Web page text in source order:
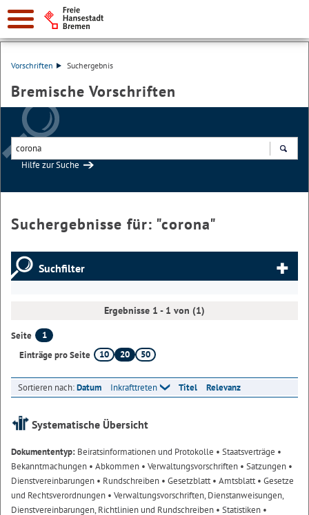
Vorschriften Suchergebnis
Bremische Vorschriften
Hilfe zur Suche
Suchergebnisse für: "corona"
Suchfilter
Ergebnisse 1 - 1 von (1)
Seite
1
Einträge pro Seite
10 20 50
Sortieren nach:Datum Inkrafttreten Titel Relevanz
Systematische Übersicht
Dokumententyp: Beiratsinformationen und Protokolle • Staatsverträge •
Bekanntmachungen • Abkommen • Verwaltungsvorschriften • Satzungen •
Dienstvereinbarungen • Rundschreiben • Gesetzblatt• Amtsblatt• Gesetze
und Rechtsverordnungen • Verwaltungsvorschriften, Dienstanweisungen,
Dienstvereinbarungen, Richtlinien und Rundschreiben • Statistiken •